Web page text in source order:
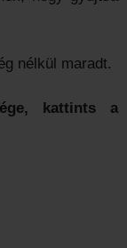
nélkül maradt.
kattints a